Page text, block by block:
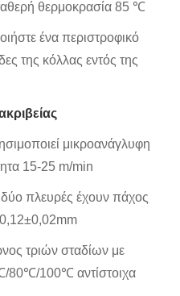
θερμοκρασία 85 ℃
ένα περιστροφικό
της κόλλας εντός της
μικροανάγλυφη
15-25 m/min
πλευρές έχουν πάχος
τριών σταδίων με
80℃/100℃ αντίστοιχα